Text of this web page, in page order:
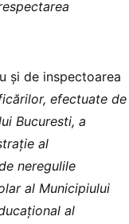
și de inspectoarea
efectuate de
Bucuresti, a
al
neregulile
al Municipiului
al